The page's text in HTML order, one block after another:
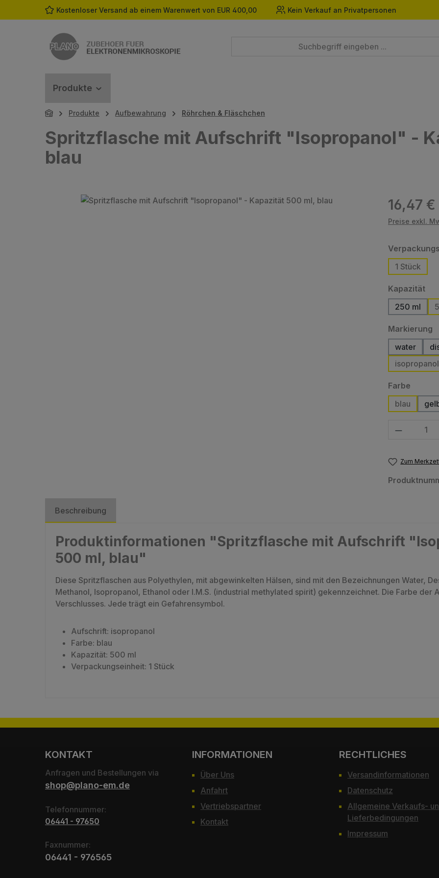
Hauptinhalt springen
Zur Suche springen
Zur Hauptnavigation springen
Kostenloser Versand ab einem Warenwert von EUR 400,00 Kein Verkauf an Privatpersonen
Produkte
Produkte Aufbewahrung Röhrchen & Fläschchen
Spritzflasche mit Aufschrift "Isopropanol" -
blau
Bildergalerie überspringen Regulärer
16,47 €
Preise exkl.
1 Stück
Kapazität
250 ml
Markierung
water
(Diese
isopropanol
Farbe
blau
Produkt
Zum
Beschreibung
Produktinformationen "Spritzflasche mit Aufschrift
500 ml, blau"
Diese Spritzflaschen aus Polyethylen, mit abgewinkelten Hälsen, sind mit den Bezeichnungen Water,
Methanol, Isopropanol, Ethanol oder I.M.S. (industrial methylated spirit) gekennzeichnet. Die Farbe der
Verschlusses. Jede trägt ein Gefahrensymbol.
Aufschrift: isopropanol
Farbe: blau
Kapazität: 500 ml
Verpackungseinheit: 1 Stück
KONTAKT
Anfragen und Bestellungen via
shop@plano-em.de
Telefonnummer:
06441 - 97650
Faxnummer:
06441 - 976565
INFORMATIONEN
Über Uns
Anfahrt
Vertriebspartner
Kontakt
RECHTLICHES
Versandinformationen
Datenschutz
Allgemeine Verkaufs-
Lieferbedingungen
Impressum